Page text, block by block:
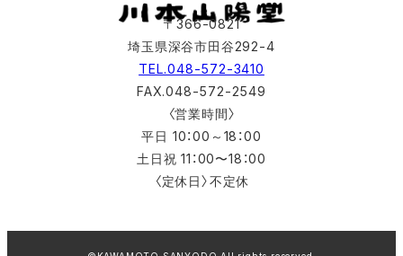
〒366-0821
埼玉県深谷市田谷292-4
TEL.048-572-3410
FAX.048-572-2549
〈営業時間〉
平日 10：00～18：00
土日祝 11：00〜18：00
〈定休日〉不定休